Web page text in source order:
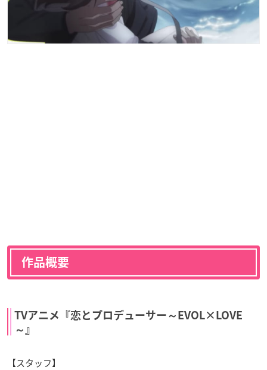
作品概要
TVアニメ『恋とプロデューサー～EVOL×LOVE
～』
【スタッフ】